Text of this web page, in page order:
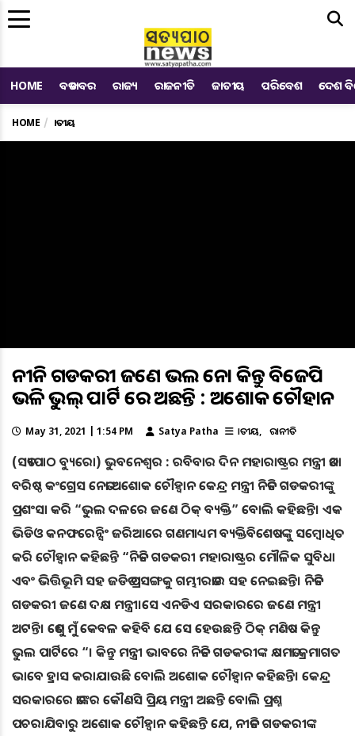
HOME ବଡ ଖବର ରାଜ୍ୟ ରାଜନୀତି ଜାତୀୟ ପରିବେଶ ଦେଶ
HOME ଜାତୀୟ
ନୀତିନ ଗଡକରୀ ଜଣେ ଭଲ ନେତା କିନ୍ତୁ ବିଜେପି
ଭଳି ଭୁଲ୍ ପାର୍ଟି ରେ ଅଛନ୍ତି : ଅଶୋକ ଚୌହାନ
May 31, 2021 | 1:54 PM Satya Patha ଜାତୀୟ ରାଜନୀତି
(ସତ୍ୟପାଠ ବ୍ୟୁରୋ) ଭୁବନେଶ୍ୱର : ରବିବାର ଦିନ ମହାରାଷ୍ଟ୍ରର ମନ୍ତ୍ରୀ ତଥା
ବରିଷ୍ଠ କଂଗ୍ରେସ ନେତା ଅଶୋକ ଚୌହ୍ୱାନ କେନ୍ଦ୍ର ମନ୍ତ୍ରୀ ନିତିନ ଗଡକରୀଙ୍କୁ
ପ୍ରଶଂସା କରି “ଭୁଲ ଦଳରେ ଜଣେ ଠିକ୍ ବ୍ୟକ୍ତି” ବୋଲି କହିଛନ୍ତି। ଏକ
ଭିଡିଓ କନଫରେନ୍ସିଂ ଜରିଆରେ ଗଣମାଧ୍ୟମ ବ୍ୟକ୍ତିବିଶେଷଙ୍କୁ ସମ୍ବୋଧିତ
କରି ଚୌହ୍ୱାନ କହିଛନ୍ତି “ନିତିନ ଗଡକରୀ ମହାରାଷ୍ଟ୍ରର ମୌଳିକ ସୁବିଧା
ଏବଂ ଭିତ୍ତିଭୂମି ସହ ଜଡିତ ପ୍ରସଙ୍ଗକୁ ଗମ୍ଭୀରତାର ସହ ନେଇଛନ୍ତି। ନିତିନ
ଗଡକରୀ ଜଣେ ଦକ୍ଷ ମନ୍ତ୍ରୀ।ସେ ଏନଡିଏ ସରକାରରେ ଜଣେ ମନ୍ତ୍ରୀ
ଅଟନ୍ତି। ତେଣୁ ମୁଁ କେବଳ କହିବି ଯେ ସେ ହେଉଛନ୍ତି ଠିକ୍ ମଣିଷ କିନ୍ତୁ
ଭୁଲ ପାର୍ଟିରେ “। କିନ୍ତୁ ମନ୍ତ୍ରୀ ଭାବରେ ନିତିନ ଗଡକରୀଙ୍କ କ୍ଷମତା କ୍ରମାଗତ
ଭାବେ ହ୍ରାସ କରାଯାଉଛି ବୋଲି ଅଶୋକ ଚୌହ୍ୱାନ କହିଛନ୍ତି। କେନ୍ଦ୍ର
ସରକାରରେ ତାଙ୍କର କୌଣସି ପ୍ରିୟ ମନ୍ତ୍ରୀ ଅଛନ୍ତି ବୋଲି ପ୍ରଶ୍ନ
ପଚରାଯିବାରୁ ଅଶୋକ ଚୌହ୍ୱାନ କହିଛନ୍ତି ଯେ, ନୀତିନ ଗଡକରୀଙ୍କ